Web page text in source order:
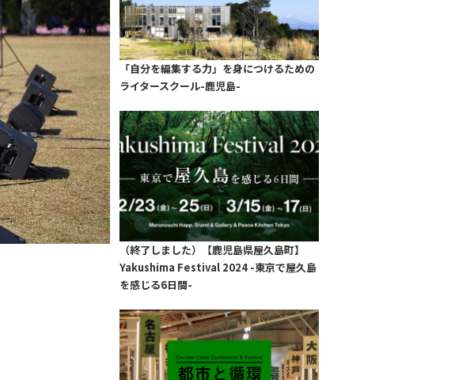
「自分を編集する力」を身につけるための
ライタースクール-鹿児島-
（終了しました）【鹿児島県屋久島町】
Yakushima Festival 2024 -東京で屋久島
を感じる6日間-